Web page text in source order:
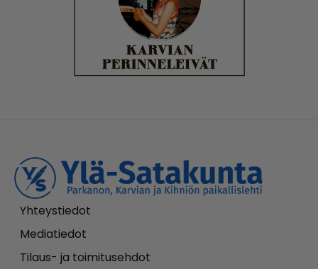
Yhteystiedot
Mediatiedot
Tilaus- ja toimitusehdot